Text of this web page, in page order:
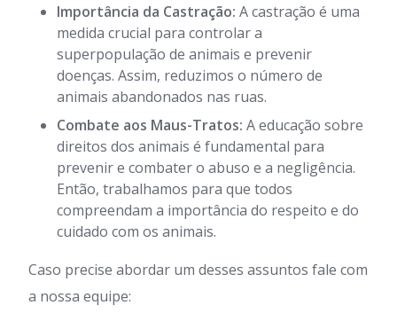
Importância da Castração: A castração é uma
medida crucial para controlar a
superpopulação de animais e prevenir
doenças. Assim, reduzimos o número de
animais abandonados nas ruas.
Combate aos Maus-Tratos: A educação sobre
direitos dos animais é fundamental para
prevenir e combater o abuso e a negligência.
Então, trabalhamos para que todos
compreendam a importância do respeito e do
cuidado com os animais.
Caso precise abordar um desses assuntos fale com
a nossa equipe: